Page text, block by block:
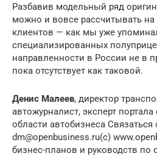
Разбавив модельный ряд
можно и вовсе рассчитывать
клиентов — как мы уже
специализированных
направленности в России не в
пока отсутствует как таковой.
Денис Малеев, директор
автожурналист, эксперт
области автобизнеса Связаться
dm@openbusiness.ru(c)
бизнес-планов и руководств по